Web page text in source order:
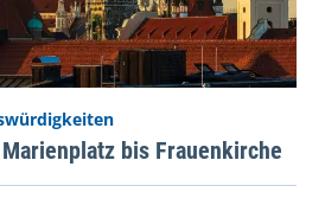
bis Frauenkirche